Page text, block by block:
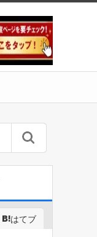
はてブ